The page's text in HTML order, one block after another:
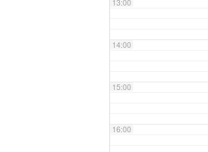
13:00
14:00
15:00
16:00